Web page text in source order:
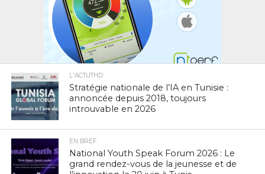
L'ACTUTHD
Stratégie nationale de l’IA en Tunisie :
annoncée depuis 2018, toujours
introuvable en 2026
EN BREF
National Youth Speak Forum 2026 : Le
grand rendez-vous de la jeunesse et de